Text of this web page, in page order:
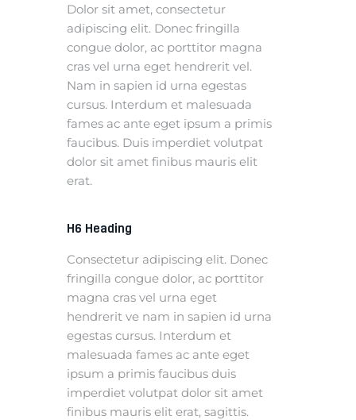
Dolor sit amet, consectetur
adipiscing elit. Donec fringilla
congue dolor, ac porttitor magna
cras vel urna eget hendrerit vel.
Nam in sapien id urna egestas
cursus. Interdum et malesuada
fames ac ante eget ipsum a primis
faucibus. Duis imperdiet volutpat
dolor sit amet finibus mauris elit
erat.
H6 Heading
Consectetur adipiscing elit. Donec
fringilla congue dolor, ac porttitor
magna cras vel urna eget
hendrerit ve nam in sapien id urna
egestas cursus. Interdum et
malesuada fames ac ante eget
ipsum a primis faucibus duis
imperdiet volutpat dolor sit amet
finibus mauris elit erat, sagittis.